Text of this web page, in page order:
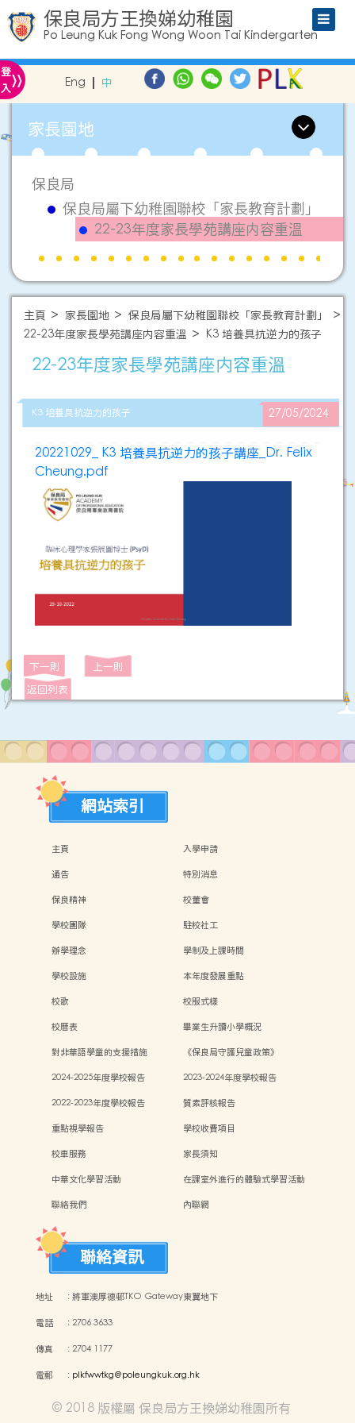
保良局方王換娣幼稚園
Po Leung Kuk Fong Wong Woon Tai Kindergarten
登
入» Eng 中
家長園地
保良局
保良局屬下幼稚園聯校「家長教育計劃」
22-23年度家長學苑講座内容重溫
主頁 家長園地
保良局屬下幼稚園聯校「家長教育計劃」
22-23年度家長學苑講座内容重溫
K3 培養具抗逆力的孩子
22-23年度家長學苑講座内容重溫
K3 培養具抗逆力的孩子 27/05/2024
20221029_ K3 培養具抗逆力的孩子講座_Dr. Felix
Cheung.pdf
下一則
上一則
返回列表
網站索引
主頁
入學申請
通告
特別消息
保良精神
校董會
學校團隊
駐校社工
辦學理念
學制及上課時間
學校設施
本年度發展重點
校歌
校服式樣
校曆表
畢業生升讀小學概況
對非華語學童的支援措施
《保良局守護兒童政策》
2024-2025年度學校報告
2023-2024年度學校報告
2022-2023年度學校報告
質素評核報告
重點視學報告
學校收費項目
校車服務
家長須知
中華文化學習活動
在課室外進行的體驗式學習活動
聯絡我們
內聯網
聯絡資訊
地址 :將軍澳厚德邨TKO Gateway東翼地下
電話 :2706 3633
傳真 :2704 1177
電郵 : plkfwwtkg@poleungkuk.org.hk
© 2018 版權屬 保良局方王換娣幼稚園所有